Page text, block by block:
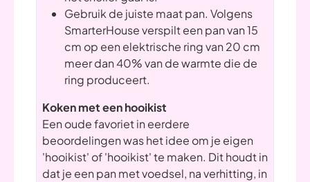
Gebruik de juiste maat pan. Volgens
SmarterHouse verspilt een pan van 15
cm op een elektrische ring van 20 cm
meer dan 40% van de warmte die de
ring produceert.
Koken met een hooikist
Een oude favoriet in eerdere
beoordelingen was het idee om je eigen
'hooikist' of 'hooikist' te maken. Dit houdt in
dat je een pan met voedsel, na verhitting, in